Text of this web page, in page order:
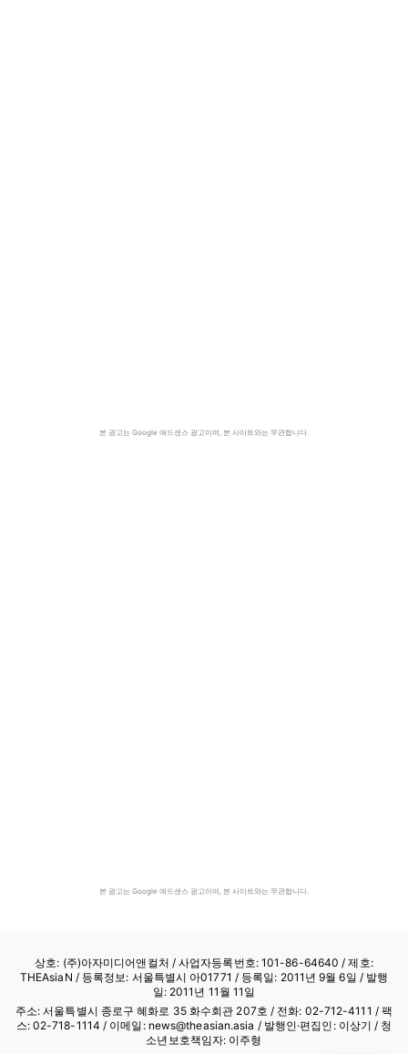
본 광고는 Google 애드센스 광고이며, 본 사이트와는 무관합니다.
본 광고는 Google 애드센스 광고이며, 본 사이트와는 무관합니다.
상호: (주)아자미디어앤컬처 /사업자등록번호: 101-86-64640 / 제호:
THEAsiaN / 등록정보: 서울특별시 아01771 / 등록일: 2011년 9월 6일 / 발행
일: 2011년 11월 11일
주소: 서울특별시 종로구 혜화로 35 화수회관 207호 / 전화: 02-712-4111 / 팩
스: 02-718-1114 / 이메일: news@theasian.asia / 발행인·편집인: 이상기 / 청
소년보호책임자: 이주형